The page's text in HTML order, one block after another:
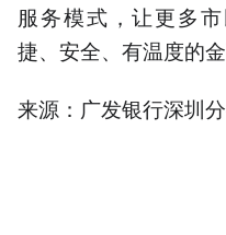
服务模式，让更多
捷、安全、有温度的金
来源：广发银行深圳